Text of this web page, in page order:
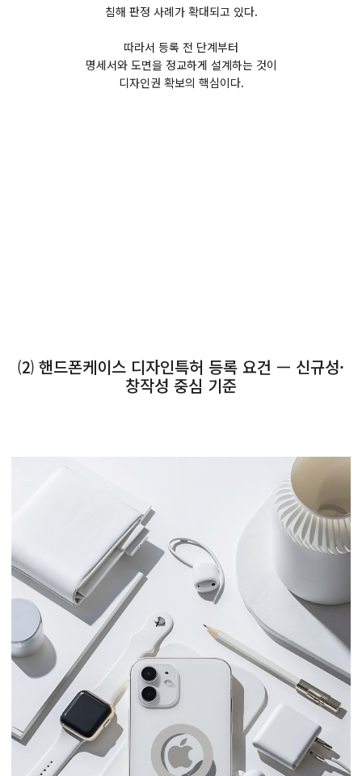
침해 판정 사례가 확대되고 있다.
따라서 등록 전 단계부터
명세서와 도면을 정교하게 설계하는 것이
디자인권 확보의 핵심이다.
⑵ 핸드폰케이스 디자인특허 등록 요건 — 신규성·
창작성 중심 기준